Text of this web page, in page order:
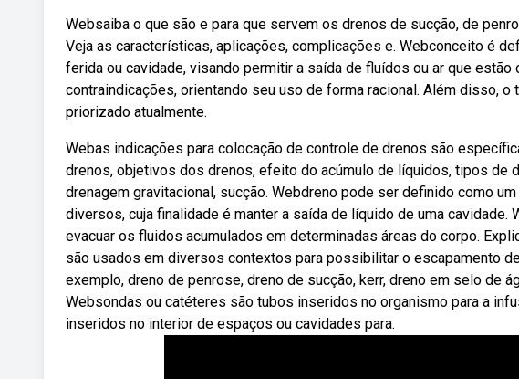
Websaiba o que são e para que servem os drenos de sucção, de
Veja as características, aplicações, complicações e. Webconceito é
ferida ou cavidade, visando permitir a saída de fluídos ou ar que
contraindicações, orientando seu uso de forma racional. Além disso,
priorizado atualmente.
Webas indicações para colocação de controle de drenos são
drenos, objetivos dos drenos, efeito do acúmulo de líquidos, tipos de
drenagem gravitacional, sucção. Webdreno pode ser definido como
diversos, cuja finalidade é manter a saída de líquido de uma
evacuar os fluidos acumulados em determinadas áreas do corpo.
são usados em diversos contextos para possibilitar o escapamento
exemplo, dreno de penrose, dreno de sucção, kerr, dreno em selo de
Websondas ou catéteres são tubos inseridos no organismo para a
inseridos no interior de espaços ou cavidades para.